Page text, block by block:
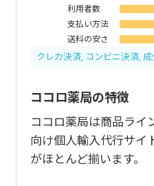
利用者数
支払い方法
送料の安さ
クレカ決済, コンビニ決済,
ココロ薬局の特徴
ココロ薬局は商品ライ
向け個人輸入代行サイ
がほとんど揃います。